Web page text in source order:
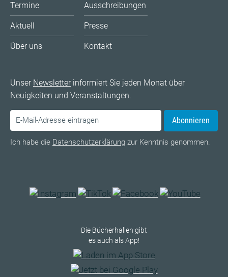
Termine
Aktuell
Über uns
Ausschreibungen
Presse
Kontakt
Unser Newsletterinformiert Sie jeden Monat über
Neuigkeiten und Veranstaltungen.
Abonnieren
Ich habe die Datenschutzerklärung zur Kenntnis genommen.
Die Bücherhallen gibt
es auch als App!